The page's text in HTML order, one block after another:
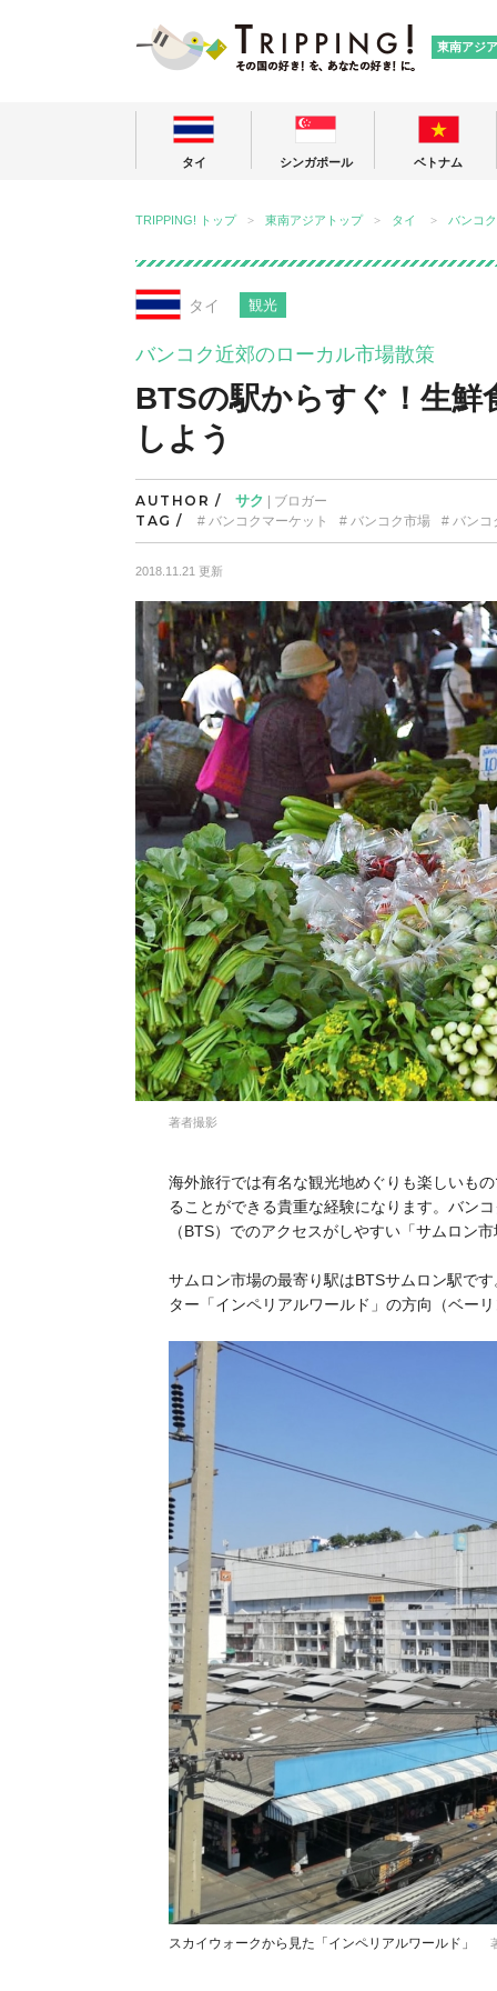
東南アジア
タイ シンガポール ベトナム
TRIPPING! トップ 東南アジアトップ タイ バンコク
タイ 観光
バンコク近郊のローカル市場散策
BTSの駅からすぐ！生鮮
しよう
AUTHOR / サク | ブロガー
TAG / バンコクマーケット バンコク市場 バンコ
2018.11.21 更新
著者撮影
海外旅行では有名な観光地めぐりも楽しいも
ることができる貴重な経験になります。バン
（BTS）でのアクセスがしやすい「サムロン
サムロン市場の最寄り駅はBTSサムロン駅で
ター「インペリアルワールド」の方向（ベー
スカイウォークから見た「インペリアルワールド」